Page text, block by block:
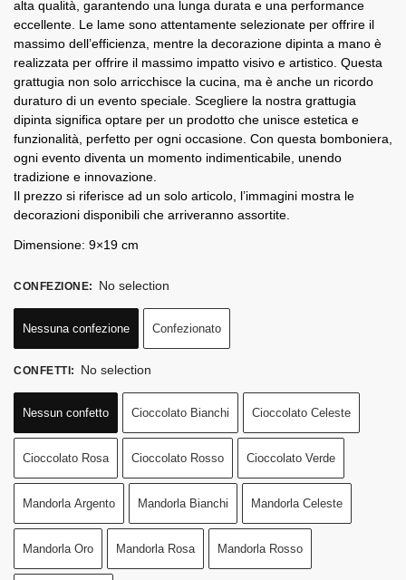
alta qualità, garantendo una lunga durata e una performance
eccellente. Le lame sono attentamente selezionate per offrire il
massimo dell’efficienza, mentre la decorazione dipinta a mano è
realizzata per offrire il massimo impatto visivo e artistico. Questa
grattugia non solo arricchisce la cucina, ma è anche un ricordo
duraturo di un evento speciale. Scegliere la nostra grattugia
dipinta significa optare per un prodotto che unisce estetica e
funzionalità, perfetto per ogni occasione. Con questa bomboniera,
ogni evento diventa un momento indimenticabile, unendo
tradizione e innovazione.
Il prezzo si riferisce ad un solo articolo, l’immagini mostra le
decorazioni disponibili che arriveranno assortite.
Dimensione: 9×19 cm
CONFEZIONE: No selection
Nessuna confezione Confezionato
CONFETTI: No selection
Nessun confetto Cioccolato Bianchi Cioccolato Celeste
Cioccolato Rosa Cioccolato Rosso Cioccolato Verde
Mandorla Argento Mandorla Bianchi Mandorla Celeste
Mandorla Oro Mandorla Rosa Mandorla Rosso